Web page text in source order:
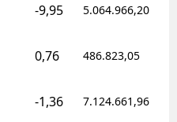
-9,95 5.064.966,20
0,76 486.823,05
-1,36 7.124.661,96